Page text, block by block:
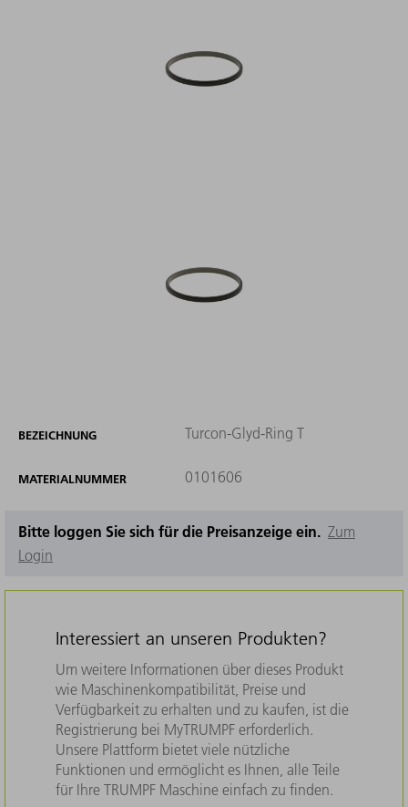
BEZEICHNUNG Turcon-Glyd-Ring T
MATERIALNUMMER 0101606
Bitte loggen Sie sich für die Preisanzeige ein. Zum
Login
Interessiert an unseren Produkten?
Um weitere Informationen über dieses Produkt
wie Maschinenkompatibilität, Preise und
Verfügbarkeit zu erhalten und zu kaufen, ist die
Registrierung bei MyTRUMPF erforderlich.
Unsere Plattform bietet viele nützliche
Funktionen und ermöglicht es Ihnen, alle Teile
für Ihre TRUMPF Maschine einfach zu finden.